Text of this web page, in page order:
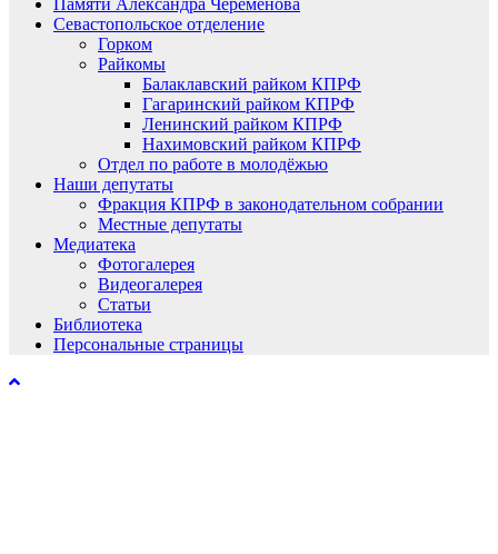
Памяти Александра Черемёнова
Севастопольское отделение
Горком
Райкомы
Балаклавский райком КПРФ
Гагаринский райком КПРФ
Ленинский райком КПРФ
Нахимовский райком КПРФ
Отдел по работе в молодёжью
Наши депутаты
Фракция КПРФ в законодательном собрании
Местные депутаты
Медиатека
Фотогалерея
Видеогалерея
Статьи
Библиотека
Персональные страницы